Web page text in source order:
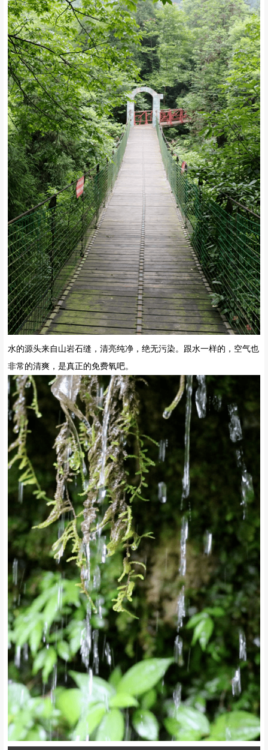
沿着峡谷栈道前行，眼里见到这一路的山与水，树与人，尽情感受深
山之中人与自然的和谐相处！弯曲起伏、幽静山谷的美景，让人流连
忘返。
鼻子闻着山谷里那清新的味道，那从山上飞流下的泉水弥漫的水雾，
那一座座的吊桥，整个人都是被自然洗刷的味道。
水的源头来自山岩石缝，清亮纯净，绝无污染。跟水一样的，空气也
非常的清爽，是真正的免费氧吧。